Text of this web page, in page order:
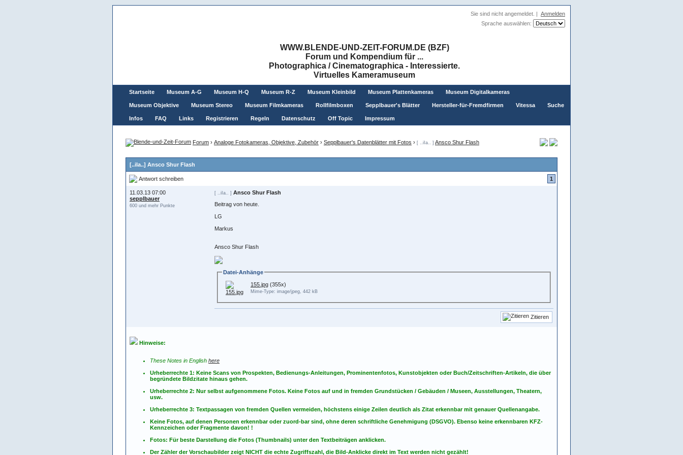
Sie sind nicht angemeldet. | Anmelden
Sprache auswählen:
WWW.BLENDE-UND-ZEIT-FORUM.DE (BZF)
Forum und Kompendium für ...
Photographica / Cinematographica - Interessierte.
Virtuelles Kameramuseum
Startseite Museum A-G Museum H-Q Museum R-Z Museum Kleinbild Museum Plattenkameras Museum Digitalkameras
Museum Objektive Museum Stereo Museum Filmkameras Rollfilmboxen Sepplbauer's Blätter Hersteller-für-Fremdfirmen Vitessa Suche
Infos FAQ Links Registrieren Regeln Datenschutz Off Topic Impressum
Forum › Analoge Fotokameras, Objektive, Zubehör › Sepplbauer's Datenblätter mit Fotos › [ ..iIa.. ] Ansco Shur Flash
[..iIa..] Ansco Shur Flash
Antwort schreiben 1
11.03.13 07:00
sepplbauer
600 und mehr Punkte
[ ..iIa.. ] Ansco Shur Flash
Beitrag von heute.
LG
Markus
Ansco Shur Flash
Datei-Anhänge
155.jpg (355x)
Mime-Type: image/jpeg, 442 kB
Zitieren
Hinweise:
These Notes in English here
Urheberrechte 1: Keine Scans von Prospekten, Bedienungs-Anleitungen, Prominentenfotos, Kunstobjekten oder Buch/Zeitschriften-Artikeln, die über
begründete Bildzitate hinaus gehen.
Urheberrechte 2: Nur selbst aufgenommene Fotos. Keine Fotos auf und in fremden Grundstücken / Gebäuden / Museen, Ausstellungen, Theatern,
usw.
Urheberrechte 3: Textpassagen von fremden Quellen vermeiden, höchstens einige Zeilen deutlich als Zitat erkennbar mit genauer Quellenangabe.
Keine Fotos, auf denen Personen erkennbar oder zuord-bar sind, ohne deren schriftliche Genehmigung (DSGVO). Ebenso keine erkennbaren KFZ-
Kennzeichen oder Fragmente davon! !
Fotos: Für beste Darstellung die Fotos (Thumbnails) unter den Textbeiträgen anklicken.
Der Zähler der Vorschaubilder zeigt NICHT die echte Zugriffszahl, die Bild-Anklicke direkt im Text werden nicht gezählt!